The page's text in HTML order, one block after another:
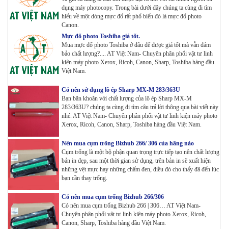
dụng máy photocopy. Trong bài dưới đây chúng ta cùng đi tìm
hiểu về một dòng mực đổ rất phổ biến đó là mực đổ photo
Canon.
Mực đổ photo Toshiba giá tốt.
Mua mực đổ photo Toshiba ở đâu để được giá tốt mà vẫn đảm
bảo chất lượng?.... AT Việt Nam- Chuyên phân phối vật tư linh
kiện máy photo Xerox, Ricoh, Canon, Sharp, Toshiba hàng đầu
Việt Nam.
Có nên sử dụng lô ép Sharp MX-M 283/363U
Bạn băn khoăn với chất lượng của lô ép Sharp MX-M
283/363U? chúng ta cùng đi tìm câu trả lời thông qua bài viết này
nhé. AT Việt Nam- Chuyên phân phối vật tư linh kiện máy photo
Xerox, Ricoh, Canon, Sharp, Toshiba hàng đầu Việt Nam.
Nên mua cụm trống Bizhub 266/ 306 của hãng nào
Cụm trống là một bộ phận quan trọng trực tiếp tạo nên chất lượng
bản in đẹp, sau một thời gian sử dụng, trên bản in sẽ xuất hiện
những vệt mực hay những chấm đen, điều đó cho thấy đã đến lúc
bạn cần thay trống.
Có nên mua cụm trống Bizhub 266/306
Có nên mua cụm trống Bizhub 266 | 306… AT Việt Nam-
Chuyên phân phối vật tư linh kiện máy photo Xerox, Ricoh,
Canon, Sharp, Toshiba hàng đầu Việt Nam.